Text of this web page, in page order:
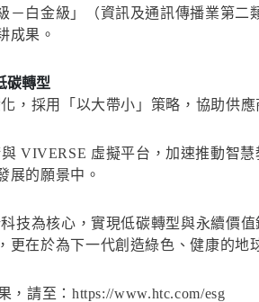
－白金級」（資訊及通訊傳播業第
成果。
碳轉型
，採用「以大帶小」策略，協助供
VIVERSE 虛擬平台，加速推動智
展的願景中。
技為核心，實現低碳轉型與永續價
更在於為下一代創造綠色、健康的地
，請至：https://www.htc.com/esg